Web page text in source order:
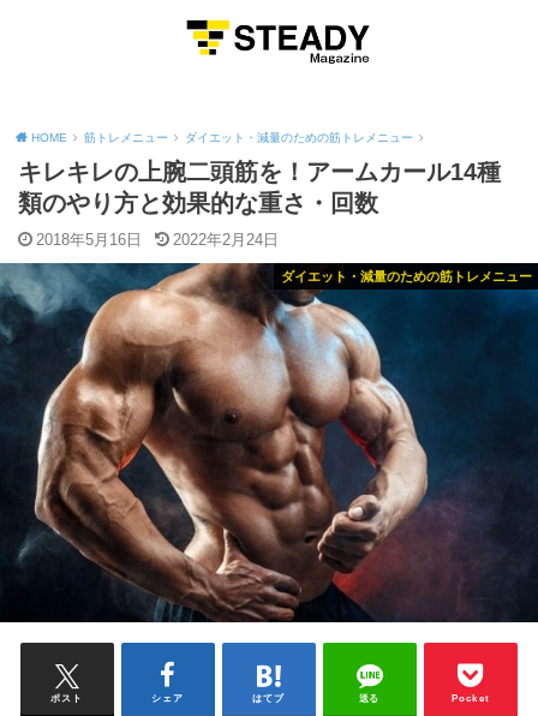
HOME 筋トレメニュー ダイエット・減量のための筋トレメニュー
キレキレの上腕二頭筋を！アームカール14種
類のやり方と効果的な重さ・回数
2018年5月16日 2022年2月24日
ダイエット・減量のための筋トレメニュー
ポスト シェア はてブ 送る Pocket